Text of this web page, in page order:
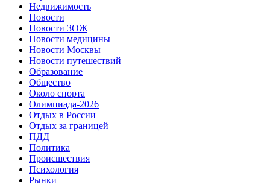
Недвижимость
Новости
Новости ЗОЖ
Новости медицины
Новости Москвы
Новости путешествий
Образование
Общество
Около спорта
Олимпиада-2026
Отдых в России
Отдых за границей
ПДД
Политика
Происшествия
Психология
Рынки